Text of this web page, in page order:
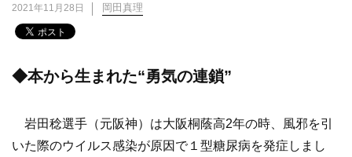
2021年11月28日 岡田真理
◆本から生まれた“勇気の連鎖”
岩田稔選手（元阪神）は大阪桐蔭高2年の時、風邪を引
いた際のウイルス感染が原因で１型糖尿病を発症しまし